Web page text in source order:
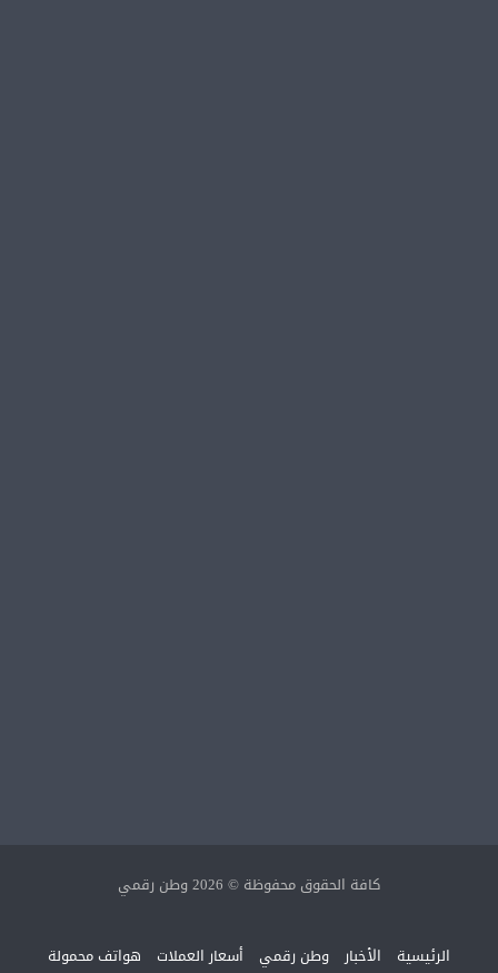
كافة الحقوق محفوظة © 2026 وطن رقمي
الرئيسية الأخبار وطن رقمي أسعار العملات هواتف محمولة